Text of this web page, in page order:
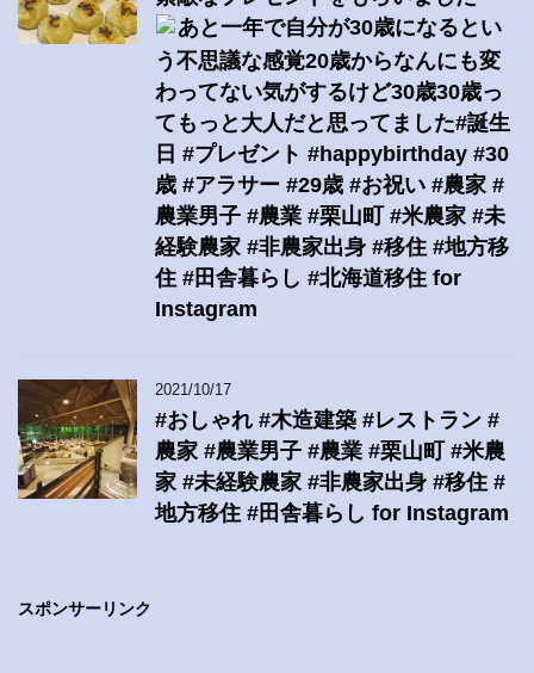
あと一年で自分が30歳になるとい
う不思議な感覚20歳からなんにも変
わってない気がするけど30歳30歳っ
てもっと大人だと思ってました#誕生
日 #プレゼント #happybirthday #30
歳 #アラサー #29歳 #お祝い #農家 #
農業男子 #農業 #栗山町 #米農家 #未
経験農家 #非農家出身 #移住 #地方移
住 #田舎暮らし #北海道移住 for
Instagram
2021/10/17
#おしゃれ #木造建築 #レストラン #
農家 #農業男子 #農業 #栗山町 #米農
家 #未経験農家 #非農家出身 #移住 #
地方移住 #田舎暮らし for Instagram
スポンサーリンク